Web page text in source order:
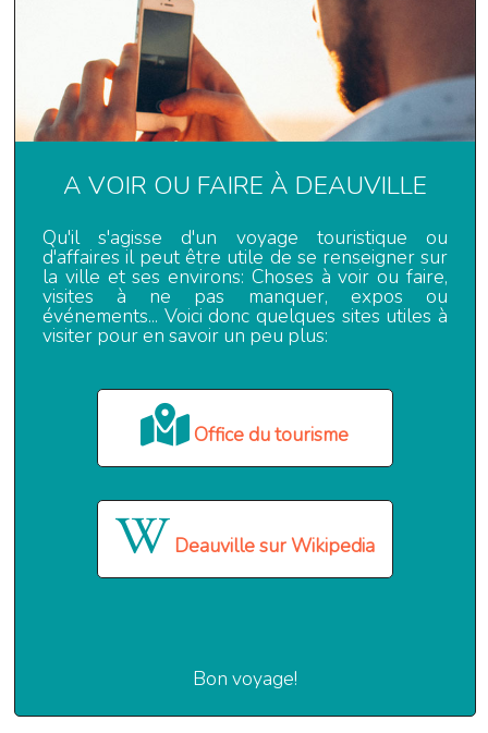
A VOIR OU FAIRE À DEAUVILLE
Qu'il s'agisse d'un voyage touristique ou
d'affaires il peut être utile de se renseigner sur
la ville et ses environs: Choses à voir ou faire,
visites à ne pas manquer, expos ou
événements... Voici donc quelques sites utiles à
visiter pour en savoir un peu plus:
Office du tourisme
Deauville sur Wikipedia
Bon voyage!